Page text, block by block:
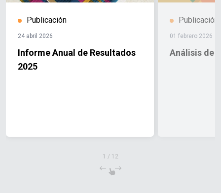
Publicación
24 abril 2026
Informe Anual de Resultados
2025
Publicación
01 febrero 2026
Análisis de
1 / 12